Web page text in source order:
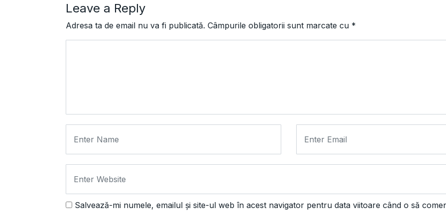
Leave a Reply
Adresa ta de email nu va fi publicată. Câmpurile obligatorii sunt marcate cu *
Salvează-mi numele, emailul și site-ul web în acest navigator pentru data viitoare când o să